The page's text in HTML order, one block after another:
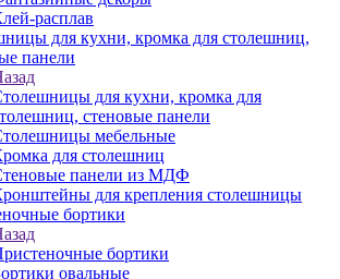
расплав
для кухни, кромка для столешниц,
панели
для кухни, кромка для
стеновые панели
мебельные
для столешниц
панели из МДФ
для крепления столешницы
бортики
бортики
овальные